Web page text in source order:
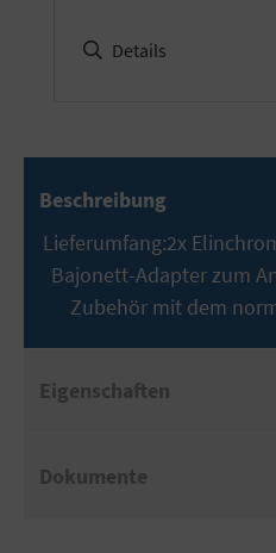
Details
Beschreibung
Lieferumfang:2x
Bajonett-Adapter zum
Zubehör mit dem
Eigenschaften
Dokumente